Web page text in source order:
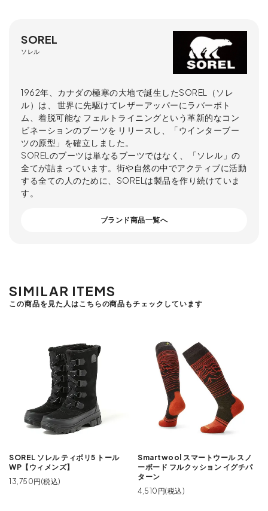
SOREL
ソレル
1962年、カナダの極寒の大地で誕生したSOREL（ソレ
ル）は、 世界に先駆けてレザーアッパーにラバーボト
ム、着脱可能な フェルトライニングという革新的なコン
ビネーションのブーツを リリースし、「ウインターブー
ツの原型」を確立しました。
SORELのブーツは単なるブーツではなく、「ソレル」の
全てが詰まっています。街や自然の中でアクティブに活動
する全ての人のために、SORELは製品を作り続けていま
す。
ブランド商品一覧へ
SIMILAR ITEMS
この商品を見た人はこちらの商品もチェックしています
SOREL ソレル ティボリ5 トール
WP【ウィメンズ】
13,750円(税込)
Smartwool スマートウール スノ
ーボード フルクッション イグチパ
ターン
4,510円(税込)